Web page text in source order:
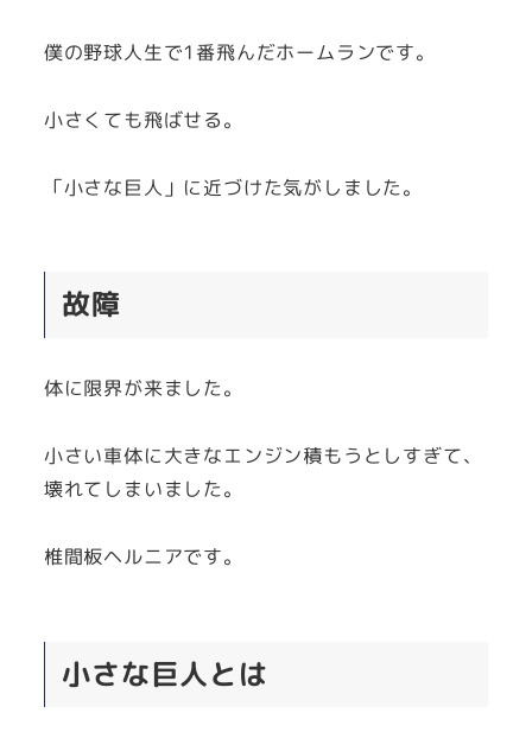
僕の野球人生で1番飛んだホームランです。
小さくても飛ばせる。
「小さな巨人」に近づけた気がしました。
故障
体に限界が来ました。
小さい車体に大きなエンジン積もうとしすぎて、
壊れてしまいました。
椎間板ヘルニアです。
小さな巨人とは